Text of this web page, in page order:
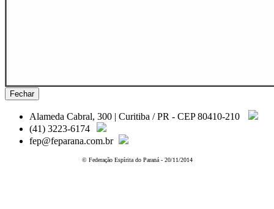
Fechar
Alameda Cabral, 300 | Curitiba / PR - CEP 80410-210
(41) 3223-6174
fep@feparana.com.br
© Federação Espírita do Paraná - 20/11/2014